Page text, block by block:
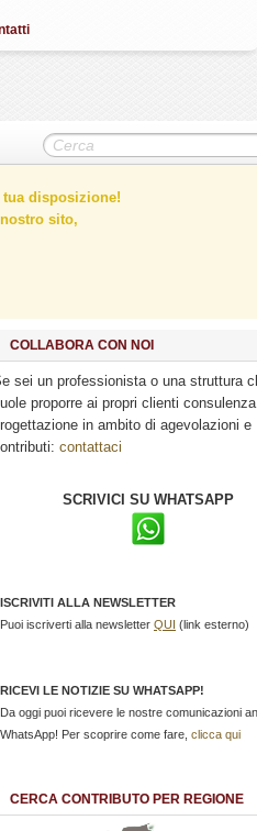
disposizione!
sito,
COLLABORA CON NOI
sei un professionista o una struttura
proporre ai propri clienti
in ambito di agevolazioni e
contattaci
SCRIVICI SU WHATSAPP
ISCRIVITI ALLA NEWSLETTER
Puoi iscriverti alla newsletter QUI (link esterno)
RICEVI LE NOTIZIE SU WHATSAPP!
Da oggi puoi ricevere le nostre comunicazioni
WhatsApp! Per scoprire come fare, clicca qui
CERCA CONTRIBUTO PER REGIONE